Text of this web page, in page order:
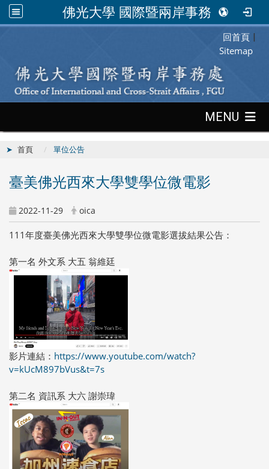
佛光大學 國際暨兩岸事務處
:::
回首頁 |
Sitemap
MENU
首頁 單位公告
臺美佛光西來大學雙學位微電影
2022-11-29 oica
111年度臺美佛光西來大學雙學位微電影選拔結果公告：
第一名 外文系 大五 翁維廷
影片連結： https://www.youtube.com/watch?
v=kUcM897bVus&t=7s
第二名 資訊系 大六 謝崇瑋